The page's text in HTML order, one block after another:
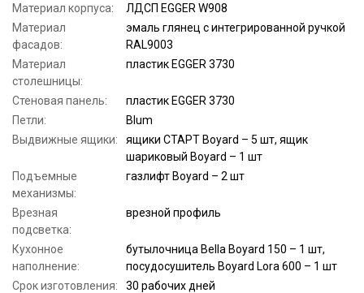
Материал корпуса:
ЛДСП EGGER W908
Материал
фасадов:
эмаль глянец с интегрированной ручкой
RAL9003
Материал
столешницы:
пластик EGGER 3730
Стеновая панель:
пластик EGGER 3730
Петли:
Blum
Выдвижные ящики:
ящики СТАРТ Boyard – 5 шт, ящик
шариковый Boyard – 1 шт
Подъемные
механизмы:
газлифт Boyard – 2 шт
Врезная
подсветка:
врезной профиль
Кухонное
наполнение:
бутылочница Bella Boyard 150 – 1 шт,
посудосушитель Boyard Lora 600 – 1 шт
Срок изготовления:
30 рабочих дней